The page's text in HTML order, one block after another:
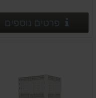
פרטים נוספים